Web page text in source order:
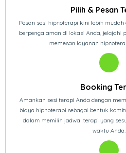
Pilih & Pesan
Pesan sesi hipnoterapi kini lebih
berpengalaman di lokasi Anda, jelajahi
memesan layanan
Booking
Amankan sesi terapi Anda dengan
biaya hipnoterapi sebagai bentuk
dalam memilih jadwal terapi yang
waktu Anda.